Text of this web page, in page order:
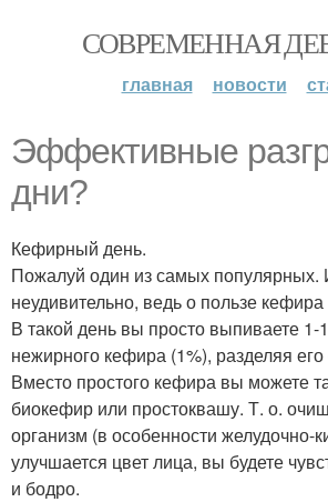
СОВРЕМЕННАЯ
главная новости
Эффективные
дни?
Кефирный день.
Пожалуй один из самых популярных.
неудивительно, ведь о пользе
В такой день вы просто выпиваете 1-
нежирного кефира (1%), разделяя
Вместо простого кефира вы можете
биокефир или простоквашу. Т. о.
организм (в особенности желудочно-
улучшается цвет лица, вы будете
и бодро.